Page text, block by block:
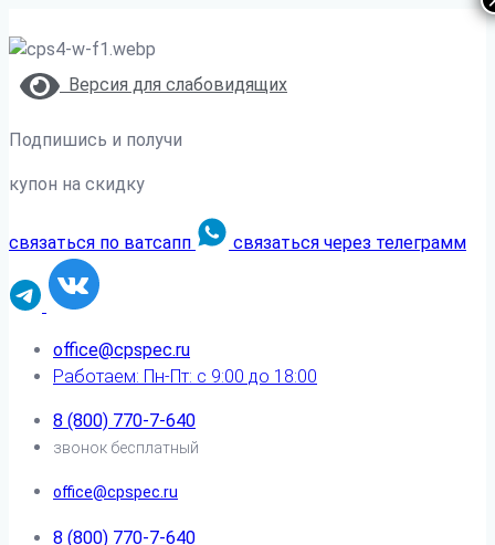
Версия для слабовидящих
Подпишись и получи
купон на скидку
связаться по ватсапп связаться через телеграмм
office@cpspec.ru
Работаем: Пн-Пт: с 9:00 до 18:00
8 (800) 770-7-640
звонок бесплатный
office@cpspec.ru
8 (800) 770-7-640